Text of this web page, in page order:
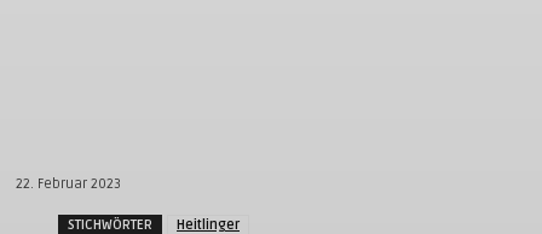
22. Februar 2023
STICHWÖRTER Heitlinger